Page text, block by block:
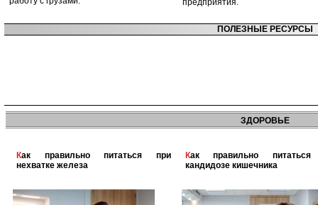
предприятия.
ПОЛЕЗНЫЕ РЕСУРСЫ
ЗДОРОВЬЕ
Как правильно питаться при
нехватке железа
Как правильно питаться при
кандидозе кишечника